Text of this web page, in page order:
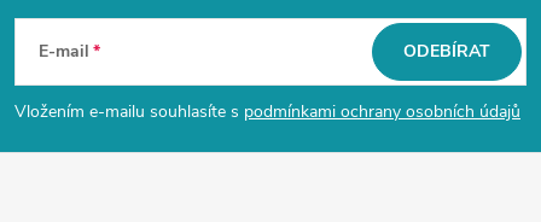
p
a
E-mail
Vložením e-mailu souhlasíte s podmínkami ochrany osobních údajů
ODEBÍRAT